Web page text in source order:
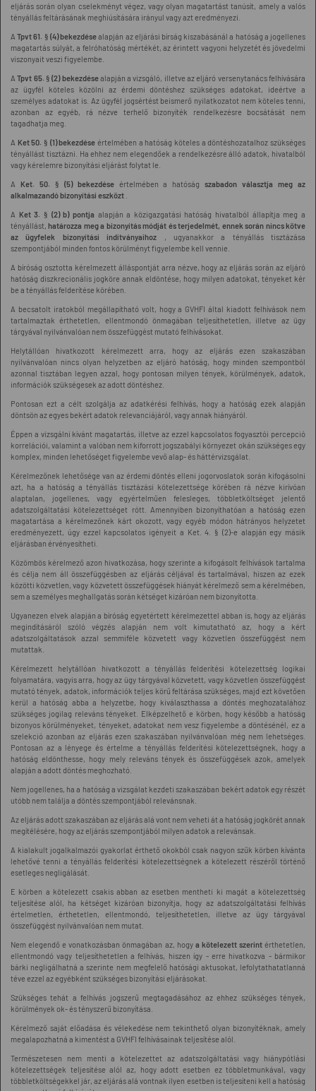
eljárás során olyan cselekményt végez, vagy olyan magatartást tanúsít, amely a valós
tényállás feltárásának meghiúsítására irányul vagy azt eredményezi.
ATpvt 61. § (4) bekezdésealapján az eljárási bírság kiszabásánál a hatóság a jogellenes
magatartás súlyát, a felróhatóság mértékét, az érintett vagyoni helyzetét és jövedelmi
viszonyait veszi figyelembe.
ATpvt 65. § (2) bekezdésealapján a vizsgáló, illetve az eljáró versenytanács felhívására
az ügyfél köteles közölni az érdemi döntéshez szükséges adatokat, ideértve a
személyes adatokat is. Az ügyfél jogsértést beismerő nyilatkozatot nem köteles tenni,
azonban az egyéb, rá nézve terhelő bizonyíték rendelkezésre bocsátását nem
tagadhatja meg.
A Ket 50. § (1) bekezdése értelmében a hatóság köteles a döntéshozatalhoz szükséges
tényállást tisztázni. Ha ehhez nem elegendőek a rendelkezésre álló adatok, hivatalból
vagy kérelemre bizonyítási eljárást folytat le.
A Ket. 50. § (5) bekezdéseértelmében a hatóságszabadon választja meg az
alkalmazandó bizonyítási eszközt
A Ket 3. § (2) b) pontja alapján a közigazgatási hatóság hivatalból állapítja meg a
tényállást,határozza meg a bizonyítás módját és terjedelmét, ennek során nincs kötve
az ügyfelek bizonyítási indítványaihoz , ugyanakkor a tényállás tisztázása
szempontjából minden fontos körülményt figyelembe kell vennie.
A bíróság osztotta kérelmezett álláspontját arra nézve, hogy az eljárás során az eljáró
hatóság diszkrecionális jogköre annak eldöntése, hogy milyen adatokat, tényeket kér
be a tényállás felderítése körében.
A becsatolt iratokból megállapítható volt, hogy a GVHFI által kiadott felhívások nem
tartalmaztak érthetetlen, ellentmondó önmagában teljesíthetetlen, illetve az ügy
tárgyával nyilvánvalóan nem összefüggést mutató felhívásokat.
Helytállóan hivatkozott kérelmezett arra, hogy az eljárás ezen szakaszában
nyilvánvalóan nincs olyan helyzetben az eljáró hatóság, hogy minden szempontból
azonnal tisztában legyen azzal, hogy pontosan milyen tények, körülmények, adatok,
információk szükségesek az adott döntéshez.
Pontosan ezt a célt szolgálja az adatkérési felhívás, hogy a hatóság ezek alapján
döntsön az egyes bekért adatok relevanciájáról, vagy annak hiányáról.
Éppen a vizsgálni kívánt magatartás, illetve az ezzel kapcsolatos fogyasztói percepció
korrelációi, valamint a valóban nem kiforrott jogszabályi környezet okán szükséges egy
komplex, minden lehetőséget figyelembe vevő alap- és háttérvizsgálat.
Kérelmezőnek lehetősége van az érdemi döntés elleni jogorvoslatok során kifogásolni
azt, ha a hatóság a tényállás tisztázási kötelezettsége körében rá nézve kirívóan
alaptalan, jogellenes, vagy egyértelműen felesleges, többletköltséget jelentő
adatszolgáltatási kötelezettséget rótt. Amennyiben bizonyíthatóan a hatóság ezen
magatartása a kérelmezőnek kárt okozott, vagy egyéb módon hátrányos helyzetet
eredményezett, úgy ezzel kapcsolatos igényeit a Ket. 4. § (2)-e alapján egy másik
eljárásban érvényesítheti.
Közömbös kérelmező azon hivatkozása, hogy szerinte a kifogásolt felhívások tartalma
és célja nem áll összefüggésben az eljárás céljával és tartalmával, hiszen az ezek
közötti közvetlen, vagy közvetett összefüggések hiányát kérelmező sem a kérelmében,
sem a személyes meghallgatás során kétséget kizáróan nem bizonyította.
Ugyanezen elvek alapján a bíróság egyetértett kérelmezettel abban is, hogy az eljárás
megindításáról szóló végzés alapján nem volt kimutatható az, hogy a kért
adatszolgáltatások azzal semmiféle közvetett vagy közvetlen összefüggést nem
mutattak.
Kérelmezett helytállóan hivatkozott a tényállás felderítési kötelezettség logikai
folyamatára, vagyis arra, hogy az ügy tárgyával közvetett, vagy közvetlen összefüggést
mutató tények, adatok, információk teljes körű feltárása szükséges, majd ezt követően
kerül a hatóság abba a helyzetbe, hogy kiválaszthassa a döntés meghozatalához
szükséges jogilag releváns tényeket. Elképzelhető e körben, hogy később a hatóság
bizonyos körülményeket, tényeket, adatokat nem vesz figyelembe a döntésénél, ez a
szelekció azonban az eljárás ezen szakaszában nyilvánvalóan még nem lehetséges.
Pontosan az a lényege és értelme a tényállás felderítési kötelezettségnek, hogy a
hatóság eldönthesse, hogy mely releváns tények és összefüggések azok, amelyek
alapján a adott döntés meghozható.
Nem jogellenes, ha a hatóság a vizsgálat kezdeti szakaszában bekért adatok egy részét
utóbb nem találja a döntés szempontjából relevánsnak.
Az eljárás adott szakaszában az eljárás alá vont nem veheti át a hatóság jogkörét annak
megítélésére, hogy az eljárás szempontjából milyen adatok a relevánsak.
A kialakult jogalkalmazói gyakorlat érthető okokból csak nagyon szűk körben kívánta
lehetővé tenni a tényállás felderítési kötelezettségnek a kötelezett részéről történő
esetleges negligálását.
E körben a kötelezett csakis abban az esetben mentheti ki magát a kötelezettség
teljesítése alól, ha kétséget kizáróan bizonyítja, hogy az adatszolgáltatási felhívás
értelmetlen, érthetetlen, ellentmondó, teljesíthetetlen, illetve az ügy tárgyával
összefüggést nyilvánvalóan nem mutat.
Nem elegendő e vonatkozásban önmagában az, hogy a kötelezett szerintérthetetlen,
ellentmondó vagy teljesíthetetlen a felhívás, hiszen így - erre hivatkozva - bármikor
bárki negligálhatná a szerinte nem megfelelő hatósági aktusokat, lefolytathatatlanná
téve ezzel az egyébként szükséges bizonyítási eljárásokat.
Szükséges tehát a felhívás jogszerű megtagadásához az ehhez szükséges tények,
körülmények ok- és tényszerű bizonyítása.
Kérelmező saját előadása és vélekedése nem tekinthető olyan bizonyítéknak, amely
megalapozhatná a kimentést a GVHFI felhívásainak teljesítése alól.
Természetesen nem menti a kötelezettet az adatszolgáltatási vagy hiánypótlási
kötelezettségek teljesítése alól az, hogy adott esetben ez többletmunkával, vagy
többletköltségekkel jár, az eljárás alá vontnak ilyen esetben is teljesíteni kell a hatóság